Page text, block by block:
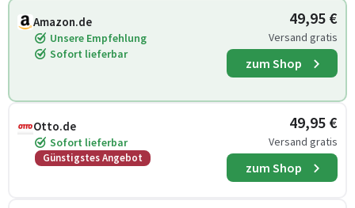
Amazon.de
Unsere Empfehlung
Sofort lieferbar
49,95 €
Versand gratis
zum Shop
Otto.de
Sofort lieferbar
Günstigstes Angebot
49,95 €
Versand gratis
zum Shop